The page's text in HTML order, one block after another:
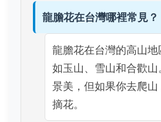
龍膽花在台灣哪裡常見？
龍膽花在台灣的高山
如玉山、雪山和合歡
景美，但如果你去爬
摘花。